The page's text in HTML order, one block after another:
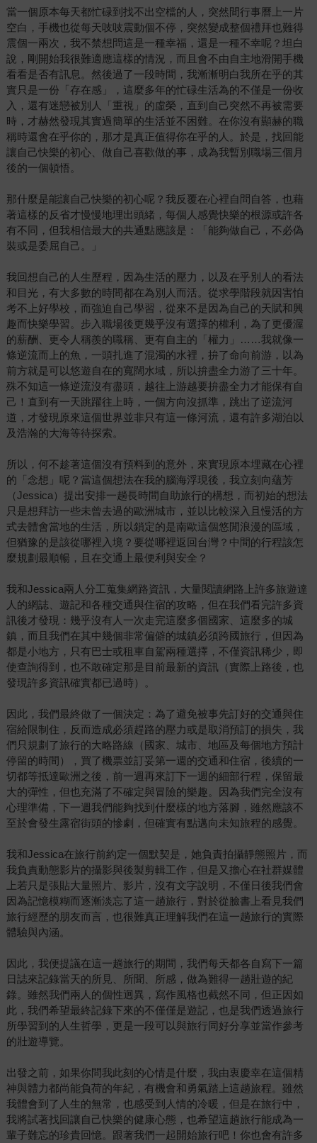
當一個原本每天都忙碌到找不出空檔的人，突然間行事曆上一片
空白，手機也從每天吱吱震動個不停，突然變成整個禮拜也難得
震個一兩次，我不禁想問這是一種幸福，還是一種不幸呢？坦白
說，剛開始我很難適應這樣的情況，而且會不由自主地滑開手機
看看是否有訊息。然後過了一段時間，我漸漸明白我所在乎的其
實只是一份「存在感」，這麼多年的忙碌生活為的不僅是一份收
入，還有迷戀被別人「重視」的虛榮，直到自己突然不再被需要
時，才赫然發現其實過簡單的生活並不困難。在你沒有顯赫的職
稱時還會在乎你的，那才是真正值得你在乎的人。於是，找回能
讓自己快樂的初心、做自己喜歡做的事，成為我暫別職場三個月
後的一個頓悟。
那什麼是能讓自己快樂的初心呢？我反覆在心裡自問自答，也藉
著這樣的反省才慢慢地理出頭緒，每個人感覺快樂的根源或許各
有不同，但我相信最大的共通點應該是：「能夠做自己，不必偽
裝或是委屈自己。」
我回想自己的人生歷程，因為生活的壓力，以及在乎別人的看法
和目光，有大多數的時間都在為別人而活。從求學階段就因害怕
考不上好學校，而強迫自己學習，從來不是因為自己的天賦和興
趣而快樂學習。步入職場後更幾乎沒有選擇的權利，為了更優渥
的薪酬、更令人稱羨的職稱、更有自主的「權力」……我就像一
條逆流而上的魚，一頭扎進了混濁的水裡，拚了命向前游，以為
前方就是可以悠遊自在的寬闊水域，所以拚盡全力游了三十年。
殊不知這一條逆流沒有盡頭，越往上游越要拚盡全力才能保有自
己！直到有一天跳躍往上時，一個方向沒抓準，跳出了逆流河
道，才發現原來這個世界並非只有這一條河流，還有許多湖泊以
及浩瀚的大海等待探索。
所以，何不趁著這個沒有預料到的意外，來實現原本埋藏在心裡
的「念想」呢？當這個想法在我的腦海浮現後，我立刻向蘊芳
（Jessica）提出安排一趟長時間自助旅行的構想，而初始的想法
只是想拜訪一些未曾去過的歐洲城市，並以比較深入且慢活的方
式去體會當地的生活，所以鎖定的是南歐這個悠閒浪漫的區域，
但猶豫的是該從哪裡入境？要從哪裡返回台灣？中間的行程該怎
麼規劃最順暢，且在交通上最便利與安全？
我和Jessica兩人分工蒐集網路資訊，大量閱讀網路上許多旅遊達
人的網誌、遊記和各種交通與住宿的攻略，但在我們看完許多資
訊後才發現：幾乎沒有人一次走完這麼多個國家、這麼多的城
鎮，而且我們在其中幾個非常偏僻的城鎮必須跨國旅行，但因為
都是小地方，只有巴士或租車自駕兩種選擇，不僅資訊稀少，即
使查詢得到，也不敢確定那是目前最新的資訊（實際上路後，也
發現許多資訊確實都已過時）。
因此，我們最終做了一個決定：為了避免被事先訂好的交通與住
宿給限制住，反而造成必須趕路的壓力或是取消預訂的損失，我
們只規劃了旅行的大略路線（國家、城市、地區及每個地方預計
停留的時間），買了機票並訂妥第一週的交通和住宿，後續的一
切都等抵達歐洲之後，前一週再來訂下一週的細部行程，保留最
大的彈性，但也充滿了不確定與冒險的樂趣。因為我們完全沒有
心理準備，下一週我們能夠找到什麼樣的地方落腳，雖然應該不
至於會發生露宿街頭的慘劇，但確實有點邁向未知旅程的感覺。
我和Jessica在旅行前約定一個默契是，她負責拍攝靜態照片，而
我負責動態影片的攝影與後製剪輯工作，但是又擔心在社群媒體
上若只是張貼大量照片、影片，沒有文字說明，不僅日後我們會
因為記憶模糊而逐漸淡忘了這一趟旅行，對於從臉書上看見我們
旅行經歷的朋友而言，也很難真正理解我們在這一趟旅行的實際
體驗與內涵。
因此，我便提議在這一趟旅行的期間，我們每天都各自寫下一篇
日誌來記錄當天的所見、所聞、所感，做為難得一趟壯遊的紀
錄。雖然我們兩人的個性迥異，寫作風格也截然不同，但正因如
此，我們希望最終記錄下來的不僅僅是遊記，也是我們透過旅行
所學習到的人生哲學，更是一段可以與旅行同好分享並當作參考
的壯遊導覽。
出發之前，如果你問我此刻的心情是什麼，我由衷慶幸在這個精
神與體力都尚能負荷的年紀，有機會和勇氣踏上這趟旅程。雖然
我體會到了人生的無常，也感受到人情的冷暖，但是在旅行中，
我將試著找回讓自己快樂的健康心態，也希望這趟旅行能成為一
輩子難忘的珍貴回憶。跟著我們一起開始旅行吧！你也會有許多